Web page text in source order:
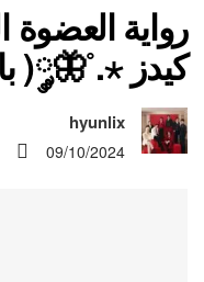
رواية
كيدز ⋆.˚🦋༘(
hyunlix
09/10/2024